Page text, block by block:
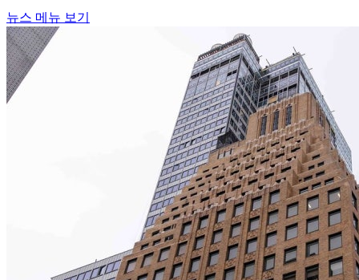
뉴스 메뉴 보기